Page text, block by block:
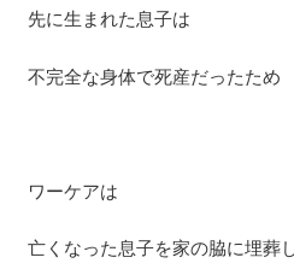
先に生まれた息子は
不完全な身体で死産だったため
ワーケアは
亡くなった息子を家の脇に埋葬し